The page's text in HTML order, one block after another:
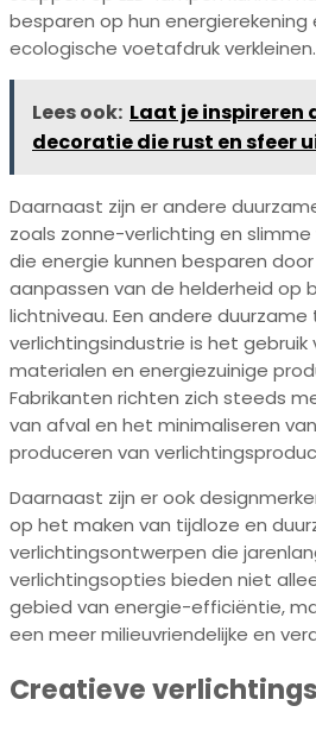
besparen op hun energierekening
ecologische voetafdruk verkleinen.
Lees ook: Laat je inspireren
decoratie die rust en sfeer
Daarnaast zijn er andere
zoals zonne-verlichting en
die energie kunnen besparen
aanpassen van de helderheid op
lichtniveau. Een andere duurzame
verlichtingsindustrie is het
materialen en energiezuinige
Fabrikanten richten zich steeds
van afval en het minimaliseren
produceren van
Daarnaast zijn er ook
op het maken van tijdloze en
verlichtingsontwerpen die
verlichtingsopties bieden niet
gebied van energie-efficiëntie,
een meer milieuvriendelijke en
Creatieve